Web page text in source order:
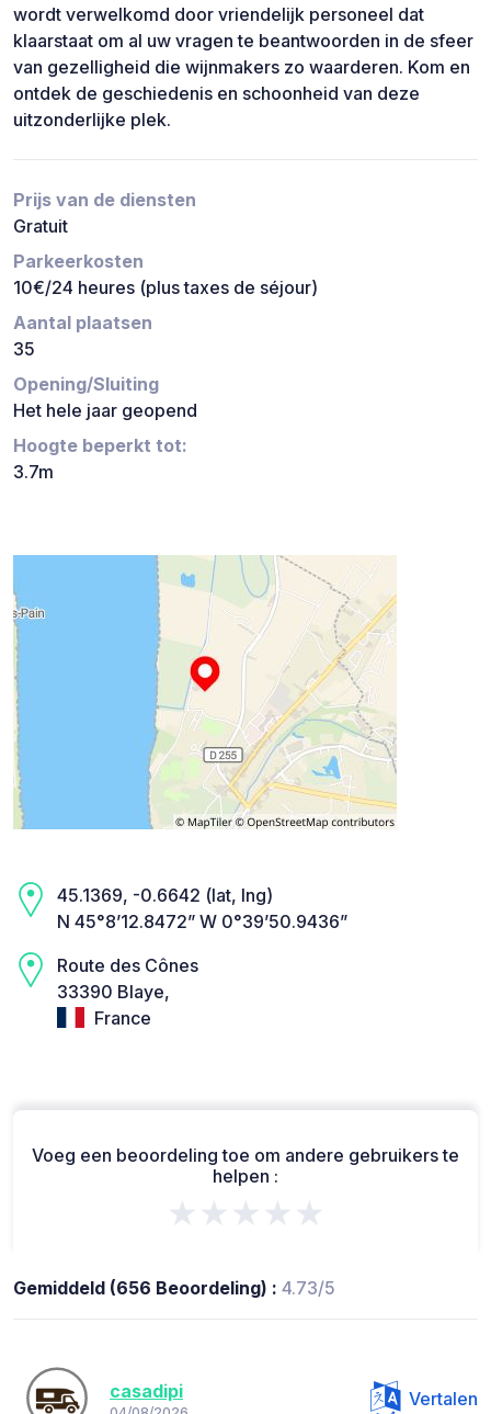
wordt verwelkomd door vriendelijk personeel dat
klaarstaat om al uw vragen te beantwoorden in de sfeer
van gezelligheid die wijnmakers zo waarderen. Kom en
ontdek de geschiedenis en schoonheid van deze
uitzonderlijke plek.
Prijs van de diensten
Gratuit
Parkeerkosten
10€/24 heures (plus taxes de séjour)
Aantal plaatsen
35
Opening/Sluiting
Het hele jaar geopend
Hoogte beperkt tot:
3.7m
45.1369, -0.6642 (lat, lng)
N 45°8’12.8472” W 0°39’50.9436”
Route des Cônes
33390 Blaye,
France
Voeg een beoordeling toe om andere gebruikers te
helpen :
★★★★★
Gemiddeld (656 Beoordeling) : 4.73/5
casadipi Vertalen